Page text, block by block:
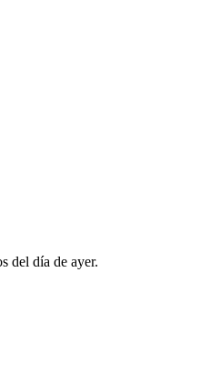
del día de ayer.